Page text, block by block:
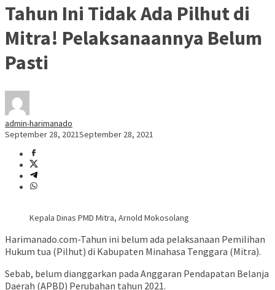
Tahun Ini Tidak Ada Pilhut di
Mitra! Pelaksanaannya Belum
Pasti
admin-harimanado
September 28, 2021September 28, 2021
Kepala Dinas PMD Mitra, Arnold Mokosolang
Harimanado.com-Tahun ini belum ada pelaksanaan Pemilihan
Hukum tua (Pilhut) di Kabupaten Minahasa Tenggara (Mitra).
Sebab, belum dianggarkan pada Anggaran Pendapatan Belanja
Daerah (APBD) Perubahan tahun 2021.